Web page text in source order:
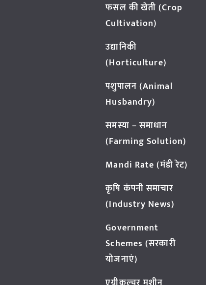
फसल की खेती (Crop
Cultivation)
उद्यानिकी
(Horticulture)
पशुपालन (Animal
Husbandry)
समस्या – समाधान
(Farming Solution)
Mandi Rate (मंडी रेट)
कृषि कंपनी समाचार
(Industry News)
Government
Schemes (सरकारी
योजनाएं)